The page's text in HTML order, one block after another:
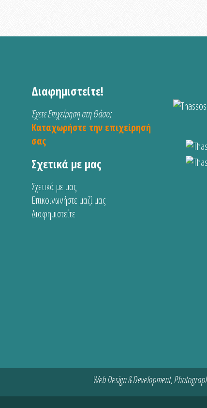
Διαφημιστείτε!
Έχετε Επιχείρηση στη Θάσο;
Καταχωρήστε την επιχείρησή
σας
Σχετικά με μας
Σχετικά με μας
Επικοινωνήστε μαζί μας
Διαφημιστείτε
Web Design & Development,